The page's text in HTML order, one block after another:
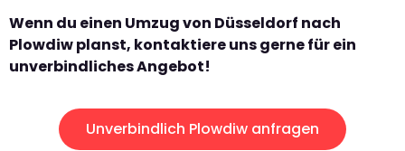
Wenn du einen Umzug von Düsseldorf nach
Plowdiw planst, kontaktiere uns gerne für ein
unverbindliches Angebot!
Unverbindlich Plowdiw anfragen